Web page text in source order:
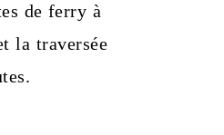
de ferry à
la traversée